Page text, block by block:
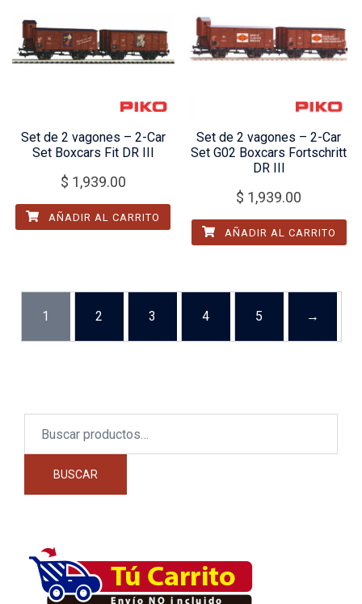
Set de 2 vagones – 2-Car
Set Boxcars Fit DR III
$ 1,939.00
AÑADIR AL CARRITO
Set de 2 vagones – 2-Car
Set G02 Boxcars Fortschritt
DR III
$ 1,939.00
AÑADIR AL CARRITO
1 2 3 4 5 →
BUSCAR